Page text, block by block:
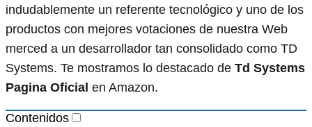
indudablemente un referente tecnológico y uno de los
productos con mejores votaciones de nuestra Web
merced a un desarrollador tan consolidado como TD
Systems. Te mostramos lo destacado de Td Systems
Pagina Oficial en Amazon.
Contenidos